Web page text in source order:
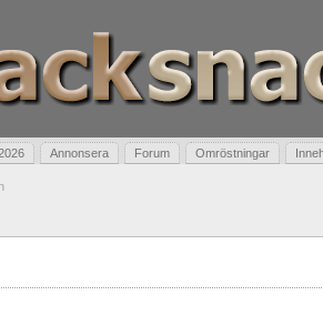
Annonsera Forum Omröstningar